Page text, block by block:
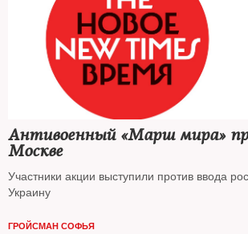
Антивоенный «Марш мира»
Москве
Участники акции выступили против ввода
Украину
ГРОЙСМАН СОФЬЯ